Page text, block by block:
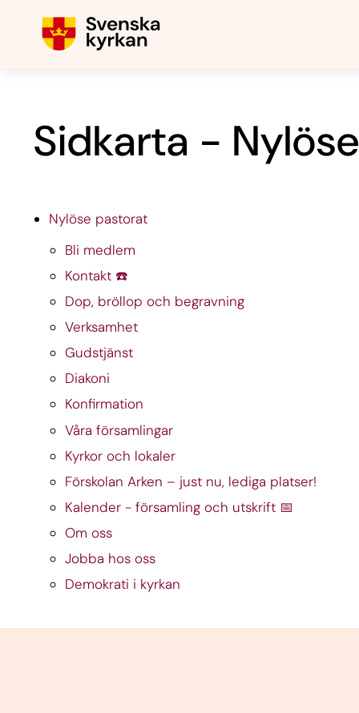
Sidkarta -
Nylöse pastorat
Bli medlem
Kontakt ☎️
Dop, bröllop och begravning
Verksamhet
Gudstjänst
Diakoni
Konfirmation
Våra församlingar
Kyrkor och lokaler
Förskolan Arken – just nu, lediga platser!
Kalender - församling och utskrift 📅
Om oss
Jobba hos oss
Demokrati i kyrkan